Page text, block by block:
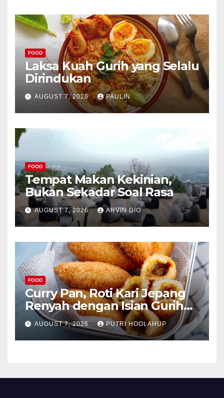
FOOD
Laksa Kuah Gurih yang Selalu
Dirindukan
AUGUST 7, 2026 PAULIN
FOOD
Tempat Makan Kekinian,
Bukan Sekadar Soal Rasa
AUGUST 7, 2026 ARVIN DIO
FOOD
Curry Pan, Roti Kari Jepang
Renyah dengan Isian Gurih
Menggoda
AUGUST 7, 2026 PUTRI HOOLAHUP